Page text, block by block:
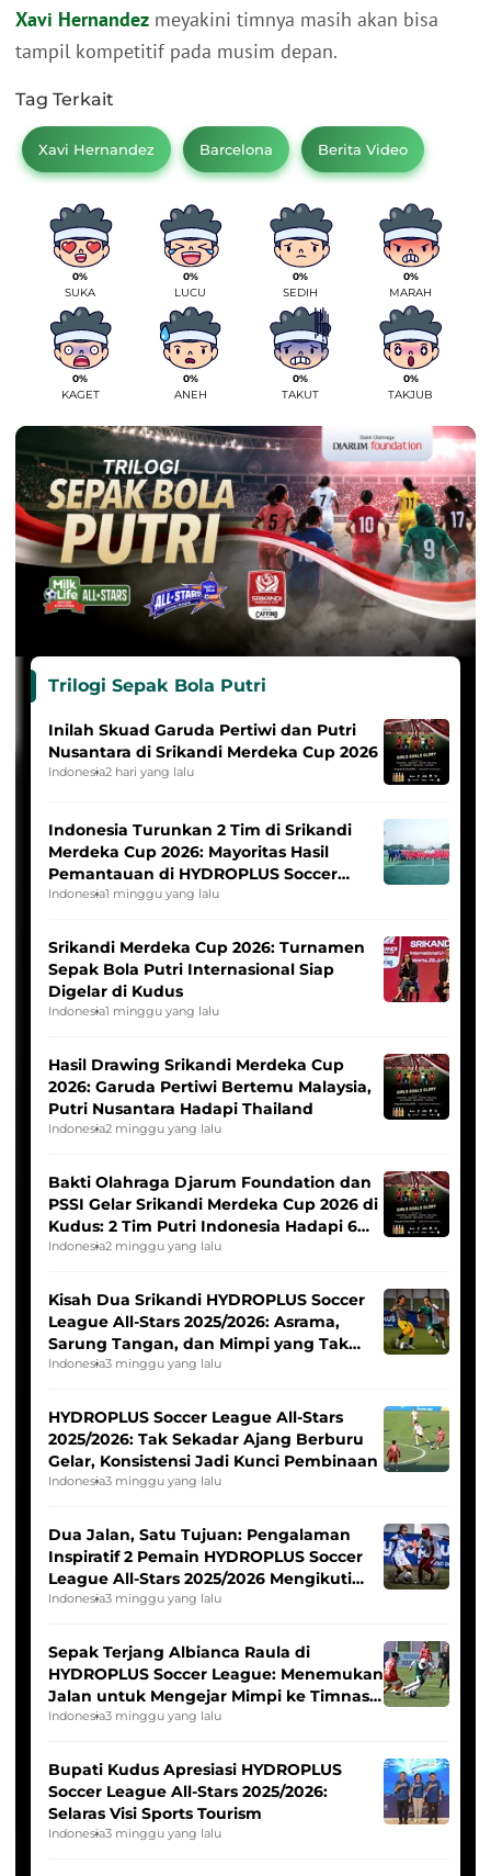
Xavi Hernandez meyakini timnya masih akan bisa
tampil kompetitif pada musim depan.
Tag Terkait
Xavi Hernandez Barcelona Berita Video
0%
SUKA
0%
LUCU
0%
SEDIH
0%
MARAH
0%
KAGET
0%
ANEH
0%
TAKUT
0%
TAKJUB
Trilogi Sepak Bola Putri
Inilah Skuad Garuda Pertiwi dan Putri
Nusantara di Srikandi Merdeka Cup 2026
Indonesia2 hari yang lalu
Indonesia Turunkan 2 Tim di Srikandi
Merdeka Cup 2026: Mayoritas Hasil
Pemantauan di HYDROPLUS Soccer
League
Indonesia1 minggu yang lalu
Srikandi Merdeka Cup 2026: Turnamen
Sepak Bola Putri Internasional Siap
Digelar di Kudus
Indonesia1 minggu yang lalu
Hasil Drawing Srikandi Merdeka Cup
2026: Garuda Pertiwi Bertemu Malaysia,
Putri Nusantara Hadapi Thailand
Indonesia2 minggu yang lalu
Bakti Olahraga Djarum Foundation dan
PSSI Gelar Srikandi Merdeka Cup 2026 di
Kudus: 2 Tim Putri Indonesia Hadapi 6
Tim Asia
Indonesia2 minggu yang lalu
Kisah Dua Srikandi HYDROPLUS Soccer
League All-Stars 2025/2026: Asrama,
Sarung Tangan, dan Mimpi yang Tak
Pernah Padam
Indonesia3 minggu yang lalu
HYDROPLUS Soccer League All-Stars
2025/2026: Tak Sekadar Ajang Berburu
Gelar, Konsistensi Jadi Kunci Pembinaan
Indonesia3 minggu yang lalu
Dua Jalan, Satu Tujuan: Pengalaman
Inspiratif 2 Pemain HYDROPLUS Soccer
League All-Stars 2025/2026 Mengikuti
Seleksi Timnas Indonesia Putri
Indonesia3 minggu yang lalu
Sepak Terjang Albianca Raula di
HYDROPLUS Soccer League: Menemukan
Jalan untuk Mengejar Mimpi ke Timnas
Indonesia Putri
Indonesia3 minggu yang lalu
Bupati Kudus Apresiasi HYDROPLUS
Soccer League All-Stars 2025/2026:
Selaras Visi Sports Tourism
Indonesia3 minggu yang lalu